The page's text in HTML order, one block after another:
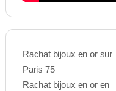
Rachat bijoux en or sur
Paris 75
Rachat bijoux en or en